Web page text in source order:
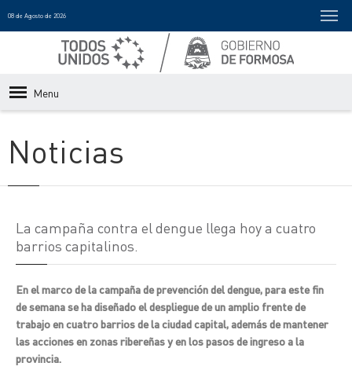
08 de Agosto de 2026
Menu
Noticias
La campaña contra el dengue llega hoy a cuatro
barrios capitalinos.
En el marco de la campaña de prevención del dengue, para este fin
de semana se ha diseñado el despliegue de un amplio frente de
trabajo en cuatro barrios de la ciudad capital, además de mantener
las acciones en zonas ribereñas y en los pasos de ingreso a la
provincia.